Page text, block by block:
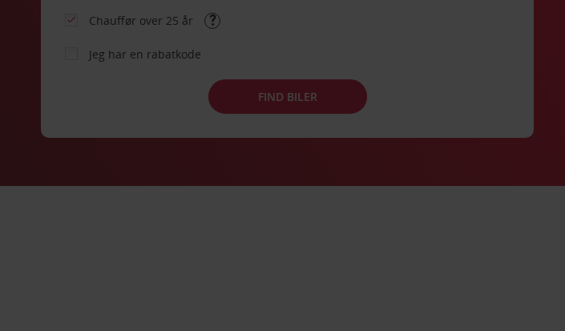
Chauffør over 25 år
Jeg har en rabatkode
FIND BILER